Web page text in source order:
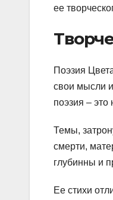
ее
Поэзия
свои мысли
поэзия –
Темы,
смерти,
глубинны и
Ее стихи